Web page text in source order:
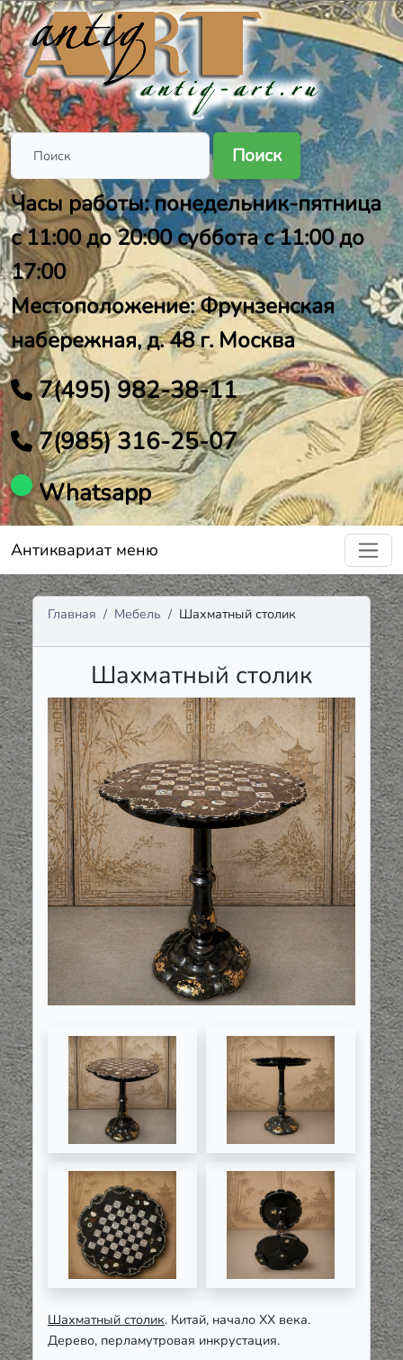
Поиск
Часы работы: понедельник-пятница
с 11:00 до 20:00 суббота с 11:00 до
17:00
Местоположение: Фрунзенская
набережная, д. 48 г. Москва
7(495) 982-38-11
7(985) 316-25-07
Whatsapp
Антиквариат меню
Главная Мебель Шахматный столик
Шахматный столик
Шахматный столик. Китай, начало ХХ века.
Дерево, перламутровая инкрустация.